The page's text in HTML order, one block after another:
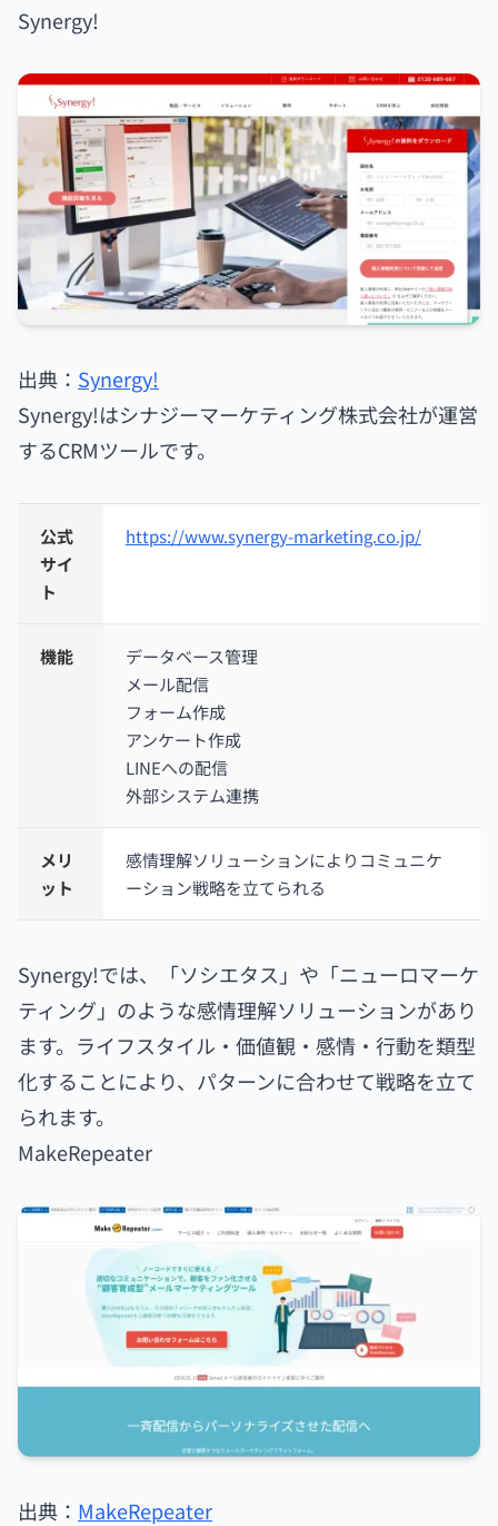
Synergy!
出典： Synergy!
Synergy!はシナジーマーケティング株式会社が運営
するCRMツールです。
公式
サイ
ト
https://www.synergy-marketing.co.jp/
機能
データベース管理
メール配信
フォーム作成
アンケート作成
LINEへの配信
外部システム連携
メリ
ット
感情理解ソリューションによりコミュニケ
ーション戦略を立てられる
Synergy!では、「ソシエタス」や「ニューロマーケ
ティング」のような感情理解ソリューションがあり
ます。ライフスタイル・価値観・感情・行動を類型
化することにより、パターンに合わせて戦略を立て
られます。
MakeRepeater
出典： MakeRepeater